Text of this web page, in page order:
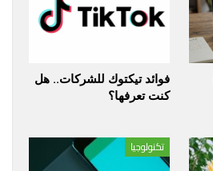
فوائد تيكتوك للشركات.. هل
كنت تعرفها؟
تكنولوجيا